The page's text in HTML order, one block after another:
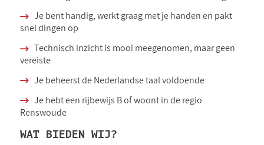
Je bent handig, werkt graag met je handen en pakt
snel dingen op
Technisch inzicht is mooi meegenomen, maar geen
vereiste
Je beheerst de Nederlandse taal voldoende
Je hebt een rijbewijs B of woont in de regio
Renswoude
WAT BIEDEN WIJ?